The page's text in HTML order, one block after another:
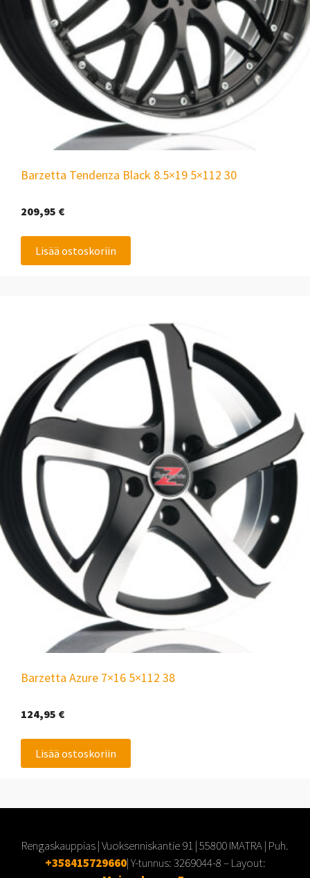
Barzetta Tendenza Black 8.5×19 5×112 30
209,95 €
Lisää ostoskoriin
Barzetta Azure 7×16 5×112 38
124,95 €
Lisää ostoskoriin
Rengaskauppias | Vuoksenniskantie 91 | 55800 IMATRA | Puh.
+358415729660| Y-tunnus:3269044-8– Layout: